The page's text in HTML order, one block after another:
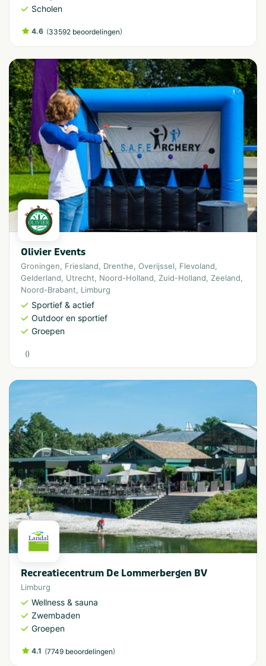
Scholen
4.6 (33592 beoordelingen)
Olivier Events
Groningen, Friesland, Drenthe, Overijssel, Flevoland,
Gelderland, Utrecht, Noord-Holland, Zuid-Holland, Zeeland,
Noord-Brabant, Limburg
Sportief & actief
Outdoor en sportief
Groepen
()
Recreatiecentrum De Lommerbergen BV
Limburg
Wellness & sauna
Zwembaden
Groepen
4.1 (7749 beoordelingen)